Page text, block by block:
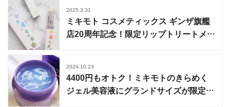
2025.3.31
ミキモト コスメティックス ギンザ旗艦
店20周年記念！限定リップトリートメン
2024.10.23
4400円もオトク！ミキモトのきらめく
ジェル美容液にグランドサイズが限定登